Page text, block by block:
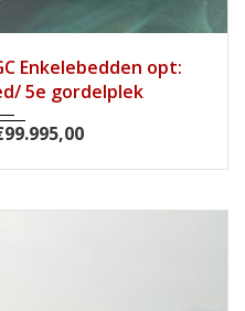
Enkelebedden opt:
5e gordelplek
99.995,00